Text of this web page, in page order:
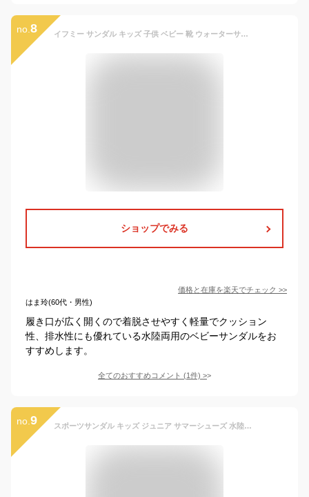
no. 8 イフミー サンダル キッズ 子供 ベビー 靴 ウォーターサンダル 女の子 男の子 水色 ブルー 茶色 ブラウン 紫色 パープル 可愛い おしゃれ シンプル 履きやすい マジックテープ 軽量 軽い 滑りにくい 歩きやすい 反射材 安全 雨 海 プール 夏 水陸 IFME 20-4338
ショップでみる
価格と在庫を楽天でチェック >>
はま玲(60代・男性)
履き口が広く開くので着脱させやすく軽量でクッション
性、排水性にも優れている水陸両用のベビーサンダルをお
すすめします。
全てのおすすめコメント (1件) >
no. 9 スポーツサンダル キッズ ジュニア サマーシューズ 水陸両用 キッズ サンダル 女の子 男の子 つま先保護 ベビーサンダル メッシュ ウォーターシューズ アクアシューズ 軽量 海水浴 可愛い お出かけ 通園 通学 ビーチ 滑り止め 通気性 屈曲性 速乾